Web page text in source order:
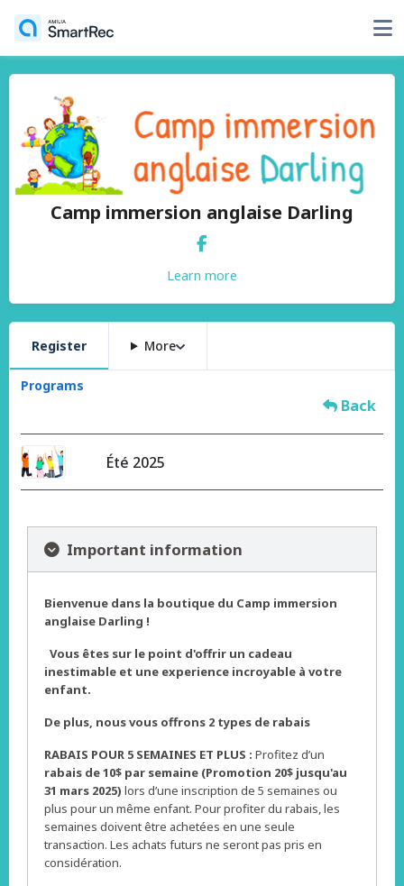
Camp immersion anglaise Darling
Learn more
Register More
Programs
Back
Été 2025
Important information
Bienvenue dans la boutique du Camp immersion
anglaise Darling !
Vous êtes sur le point d'offrir un cadeau
inestimable et une experience incroyable à votre
enfant.
De plus, nous vous offrons 2 types de rabais
RABAIS POUR 5 SEMAINES ET PLUS : Profitez d’un
rabais de 10$ par semaine (Promotion 20$ jusqu'au
31 mars 2025) lors d’une inscription de 5 semaines ou
plus pour un même enfant. Pour profiter du rabais, les
semaines doivent être achetées en une seule
transaction. Les achats futurs ne seront pas pris en
considération.